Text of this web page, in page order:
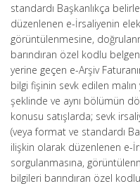
standardı Başkanlıkça
düzenlenen e-İrsaliyenin
görüntülenmesine,
barındıran özel kodlu
yerine geçen e-Arşiv
bilgi fişinin sevk edilen
şeklinde ve aynı bölümün
konusu satışlarda; sevk
(veya format ve standardı
ilişkin olarak düzenlenen e-
sorgulanmasına,
bilgileri barındıran özel kodlu